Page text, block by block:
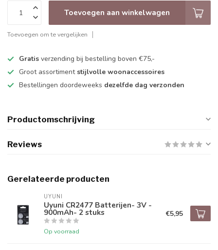
Toevoegen aan winkelwagen
Toevoegen om te vergelijken
Gratis verzending bij bestelling boven €75,-
Groot assortiment stijlvolle woonaccessoires
Bestellingen doordeweeks dezelfde dag verzonden
Productomschrijving
Reviews
Gerelateerde producten
UYUNI
Uyuni CR2477 Batterijen- 3V -
900mAh- 2 stuks
Op voorraad
€5,95